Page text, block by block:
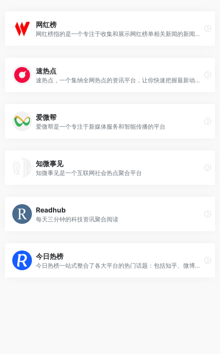
网红榜
网红榜指的是一个专注于收集和展示网红榜单相关新闻的新闻聚合网站。
速热点
速热点，一个集纳全网热点的资讯平台，让你快速把握最新动态。
爱微帮
爱微帮是一个专注于新媒体服务和智能传播的平台
知微事见
知微事见是一个互联网社会热点聚合平台
Readhub
每天三分钟的科技资讯聚合阅读
今日热榜
今日热榜一站式整合了各大平台的热门话题：包括知乎、微博、百度的热搜榜单，以及IT之家、36氪、少数派、豆瓣、小红书、百度贴吧、虎扑、虎嗅、天涯、B站、小众软件、抖音、吾爱破解、GitHub、技术期刊等。